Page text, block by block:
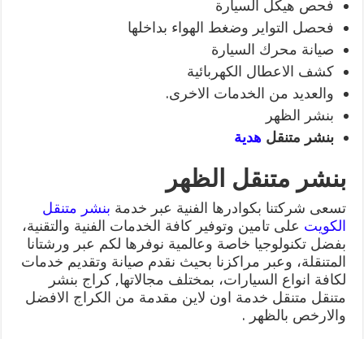
فحص هيكل السيارة
فحصل التواير وضغط الهواء بداخلها
صيانة محرك السيارة
كشف الاعطال الكهربائية
والعديد من الخدمات الاخرى.
بنشر الظهر
بنشر متنقلهدية
بنشر متنقل الظهر
تسعى شركتنا بكوادرها الفنية عبر خدمة بنشر متنقل
الكويت على تامين وتوفير كافة الخدمات الفنية والتقنية،
بفضل تكنولوجيا خاصة وعالمية نوفرها لكم عبر ورشتانا
المتنقلة، وعبر مراكزنا بحيث نقدم صيانة وتقديم خدمات
لكافة انواع السيارات، بمختلف مجالاتها, كراج بنشر
متنقل متنقل خدمة اون لاين مقدمة من الكراج الافضل
والارخص بالظهر .